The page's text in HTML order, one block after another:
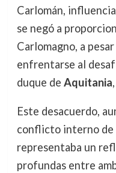
Carlomán,
se negó a
Carlomagno, a
enfrentarse al
duque de Aquitania,
Este desacuerdo,
conflicto interno
representaba un
profundas entre